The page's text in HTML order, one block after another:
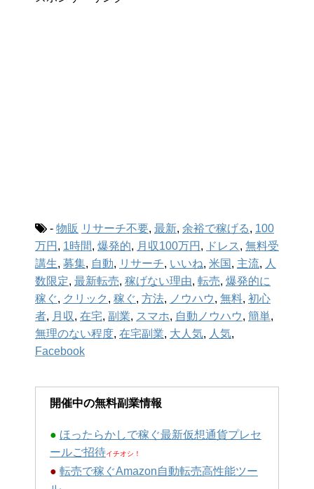
- 物販 リサーチ不要, 最新, 余裕で稼げる, 100
万円 , 1時間, 爆発的, 月収100万円 , ドレス , 無料受
講生, 募集, 自動, リサーチ, いいね, 米国 , 主流, 人
数限定, 最新転売, 稼げない理由, 転売, 爆発的に
稼ぐ, クリック , 稼ぐ, 方法, ノウハウ, 無料, 初心
者, 月収, 在宅, 副業, スマホ, 自動ノウハウ, 簡単,
無理のない程度, 在宅副業, 大人気, 人気,
Facebook
開催中の無料副業情報
● ほったらかしで稼ぐ最新仮想通貨プレセ
ールご招待イチオシ！
● 転売で稼ぐAmazon自動転売高性能ツー